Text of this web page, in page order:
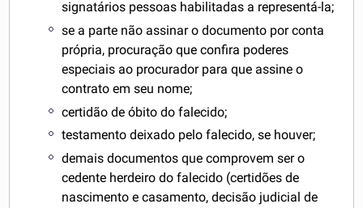
signatários pessoas habilitadas a representá-la;
se a parte não assinar o documento por conta
própria, procuração que confira poderes
especiais ao procurador para que assine o
contrato em seu nome;
certidão de óbito do falecido;
testamento deixado pelo falecido, se houver;
demais documentos que comprovem ser o
cedente herdeiro do falecido (certidões de
nascimento e casamento, decisão judicial de